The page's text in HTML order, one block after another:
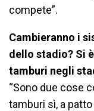
compete”.
Cambieranno i
dello stadio? Si
tamburi negli
“Sono due cose
tamburi sì, a